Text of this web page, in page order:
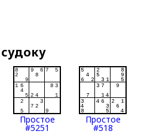
Простое
#5251
Простое
#518